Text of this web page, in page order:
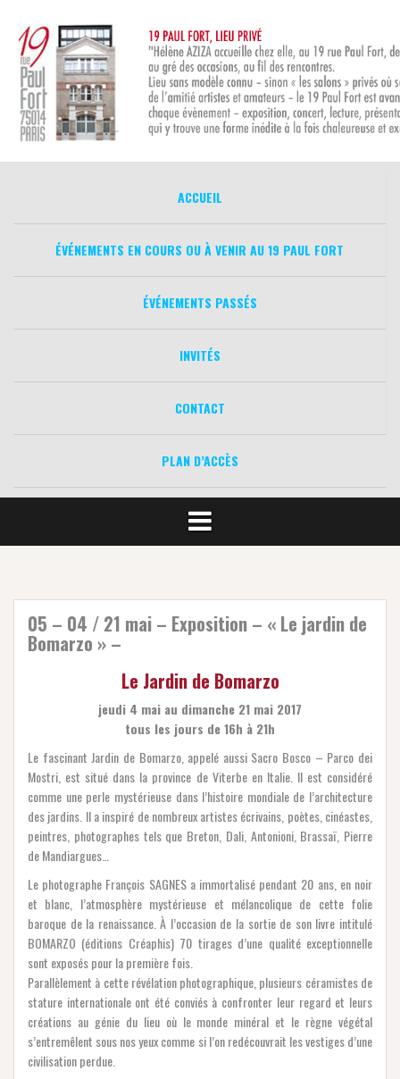
contenu
ACCUEIL
ÉVÉNEMENTS EN COURS OU À VENIR AU 19 PAUL FORT
ÉVÉNEMENTS PASSÉS
INVITÉS
CONTACT
PLAN D’ACCÈS
05 – 04 / 21 mai – Exposition – « Le jardin de
Bomarzo » –
Le Jardin de Bomarzo
jeudi 4 mai au dimanche 21 mai 2017
tous les jours de 16h à 21h
Le fascinant Jardin de Bomarzo, appelé aussi Sacro Bosco – Parco dei
Mostri, est situé dans la province de Viterbe en Italie. Il est considéré
comme une perle mystérieuse dans l’histoire mondiale de l’architecture
des jardins. Il a inspiré de nombreux artistes écrivains, poètes, cinéastes,
peintres, photographes tels que Breton, Dali, Antonioni, Brassaï, Pierre
de Mandiargues…
Le photographe François SAGNES a immortalisé pendant 20 ans, en noir
et blanc, l’atmosphère mystérieuse et mélancolique de cette folie
baroque de la renaissance. À l’occasion de la sortie de son livre intitulé
BOMARZO (éditions Créaphis) 70 tirages d’une qualité exceptionnelle
sont exposés pour la première fois.
Parallèlement à cette révélation photographique, plusieurs céramistes de
stature internationale ont été conviés à confronter leur regard et leurs
créations au génie du lieu où le monde minéral et le règne végétal
s’entremêlent sous nos yeux comme si l’on redécouvrait les vestiges d’une
civilisation perdue.